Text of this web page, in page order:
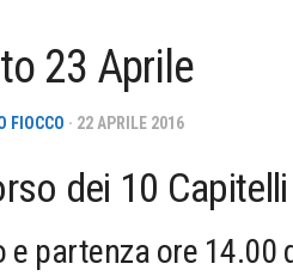
23 Aprile
FIOCCO · 22 APRILE 2016
dei 10
e partenza ore 14.00